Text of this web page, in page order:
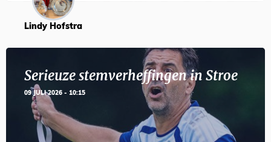
Lindy Hofstra
Serieuze stemverheffingen in Stroe
09 JULI 2026 - 10:15